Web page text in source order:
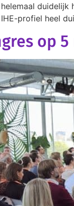
duidelijk
profiel heel
op